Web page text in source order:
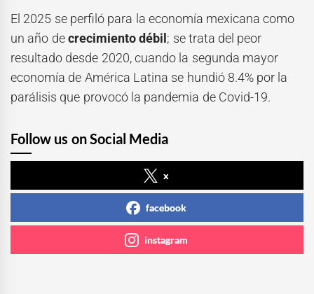
El 2025 se perfiló para la economía mexicana como
un año decrecimiento débil ; se trata del peor
resultado desde 2020, cuando la segunda mayor
economía de América Latina se hundió 8.4% por la
parálisis que provocó la pandemia de Covid-19.
Follow us on Social Media
x
facebook
instagram